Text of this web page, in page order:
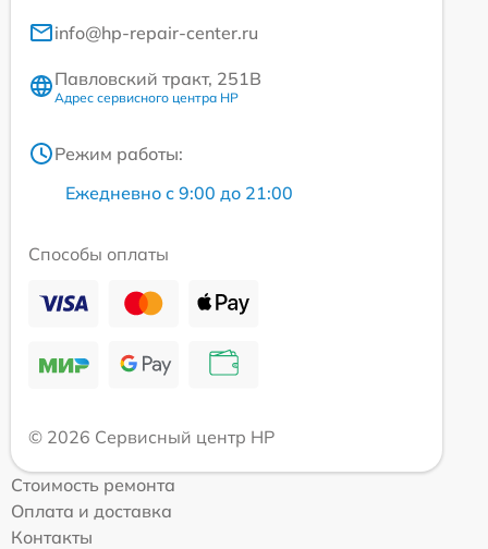
info@hp-repair-center.ru
Павловский тракт, 251В
Адрес сервисного центра HP
Режим работы:
Ежедневно с 9:00 до 21:00
Способы оплаты
© 2026 Сервисный центр HP
Стоимость ремонта
Оплата и доставка
Контакты